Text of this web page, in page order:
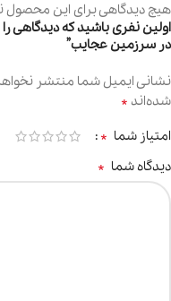
هیچ دیدگاهی برای این
اولین نفری باشید که دیدگاهی
در سرزمین عجایب”
نشانی ایمیل شما منتشر
شده‌اند *
امتیاز شما *
دیدگاه شما *